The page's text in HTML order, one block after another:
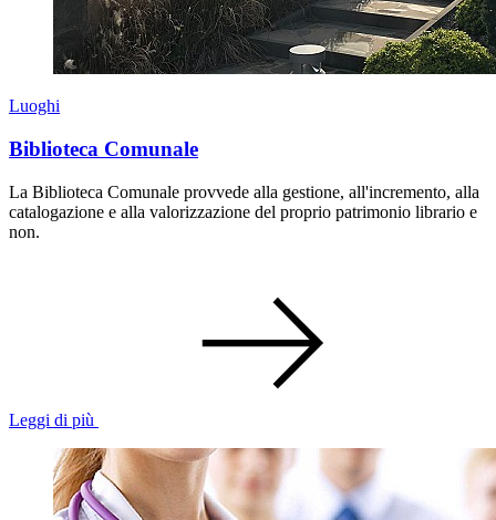
Luoghi
Biblioteca Comunale
La Biblioteca Comunale provvede alla gestione, all'incremento, alla
catalogazione e alla valorizzazione del proprio patrimonio librario e
non.
Leggi di più